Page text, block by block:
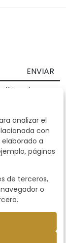
ENVIAR
Política de
que sus
Segre con la
ejercitar los
y demás
vigente
el envío de
mail a
la
analizar el
con
a
páginas
de terceros,
o